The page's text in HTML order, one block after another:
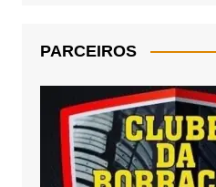
PARCEIROS